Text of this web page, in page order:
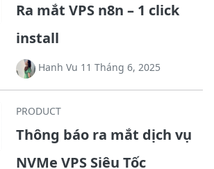
Ra mắt VPS n8n – 1 click
install
Hanh Vu 11 Tháng 6, 2025
PRODUCT
Thông báo ra mắt dịch vụ
NVMe VPS Siêu Tốc